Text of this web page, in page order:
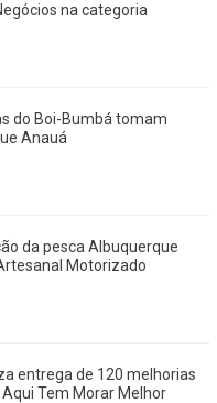
na categoria
do Boi-Bumbá tomam
Anauá
da pesca Albuquerque
Motorizado
entrega de 120 melhorias
Tem Morar Melhor